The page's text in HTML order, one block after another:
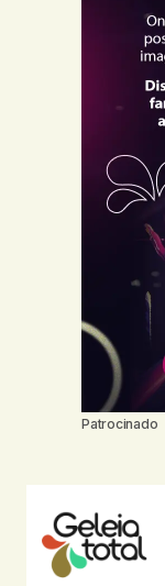
Patrocinado